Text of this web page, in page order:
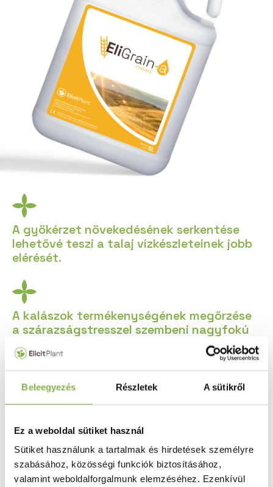
Beleegyezés Részletek A sütikről
Ez a weboldal sütiket használ
Sütiket használunk a tartalmak és hirdetések személyre
szabásához, közösségi funkciók biztosításához,
valamint weboldalforgalmunk elemzéséhez. Ezenkívül
A gyökérzet növekedésének serkentése
lehetővé teszi a talaj vízkészleteinek jobb
elérését.
A kalászok termékenységének megőrzése
a szárazságstresszel szembeni nagyfokú
érzékenység időszakai alat
A termés minőségének javítása: méret
sörgyártásban történő maximális
hasznosíthatóság érdekében